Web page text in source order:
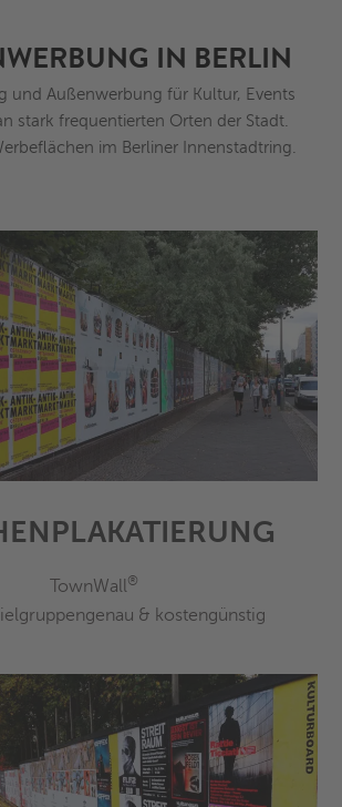
IN BERLIN
und Außenwerbung für Kultur, Events
stark frequentierten Orten der Stadt.
im Berliner Innenstadtring.
TownWall®
& kostengünstig